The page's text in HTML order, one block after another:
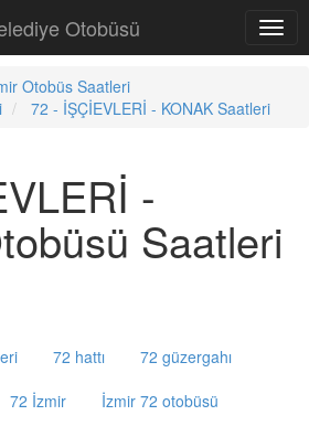
Otobüsü
Otobüs Saatleri
72 - İŞÇİEVLERİ - KONAK Saatleri
-
Saatleri
72 hattı
72 güzergahı
72 İzmir
İzmir 72 otobüsü